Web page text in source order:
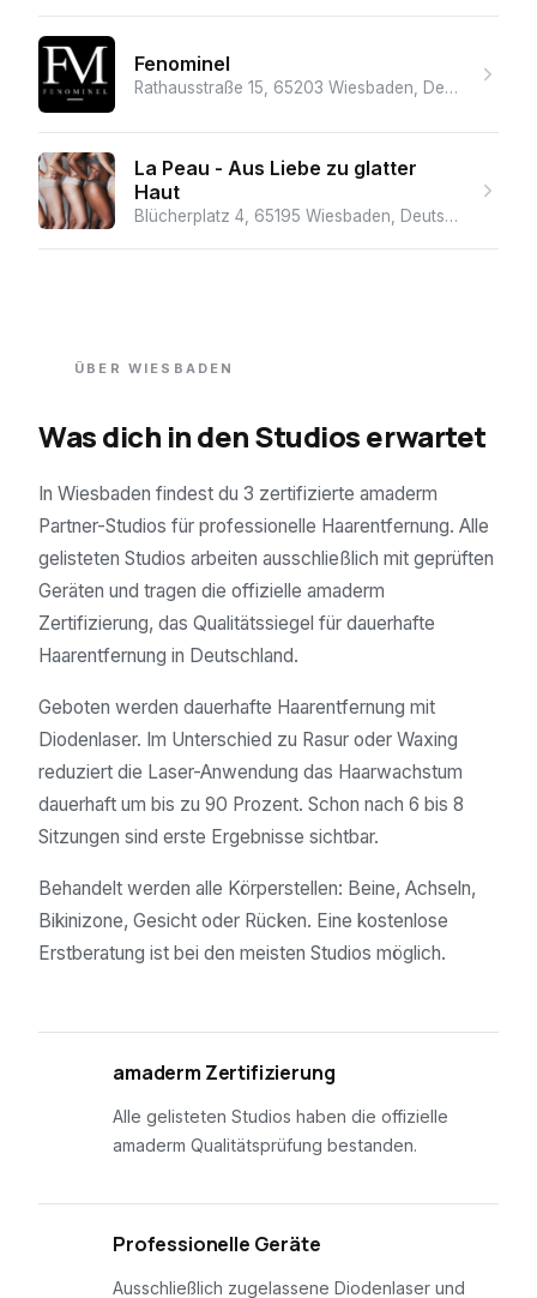
Fenominel
Rathausstraße 15, 65203 Wiesbaden, Deutschland
La Peau - Aus Liebe zu glatter
Haut
Blücherplatz 4, 65195 Wiesbaden, Deutschland
ÜBER WIESBADEN
Was dich in den Studios erwartet
In Wiesbaden findest du 3 zertifizierte amaderm
Partner-Studios für professionelle Haarentfernung. Alle
gelisteten Studios arbeiten ausschließlich mit geprüften
Geräten und tragen die offizielle amaderm
Zertifizierung, das Qualitätssiegel für dauerhafte
Haarentfernung in Deutschland.
Geboten werden dauerhafte Haarentfernung mit
Diodenlaser. Im Unterschied zu Rasur oder Waxing
reduziert die Laser-Anwendung das Haarwachstum
dauerhaft um bis zu 90 Prozent. Schon nach 6 bis 8
Sitzungen sind erste Ergebnisse sichtbar.
Behandelt werden alle Körperstellen: Beine, Achseln,
Bikinizone, Gesicht oder Rücken. Eine kostenlose
Erstberatung ist bei den meisten Studios möglich.
amaderm Zertifizierung
Alle gelisteten Studios haben die offizielle
amaderm Qualitätsprüfung bestanden.
Professionelle Geräte
Ausschließlich zugelassene Diodenlaser und